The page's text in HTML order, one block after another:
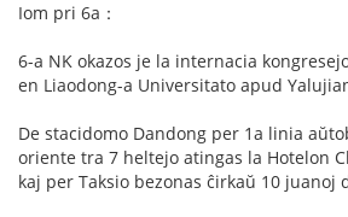
Iom pri 6a：
6-a NK okazos je la internacia
en Liaodong-a Universitato apud
De stacidomo Dandong per 1a linia
oriente tra 7 heltejo atingas la Hotelon
kaj per Taksio bezonas ĉirkaŭ 10 juanoj